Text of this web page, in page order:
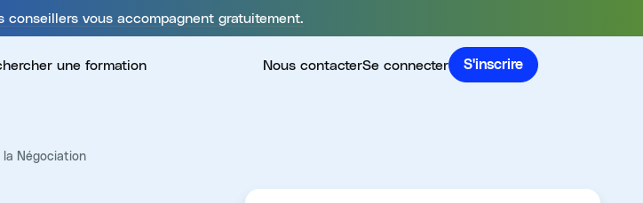
conseillers vous accompagnent gratuitement.
une formation Nous contacterSe connecter S'inscrire
Négociation